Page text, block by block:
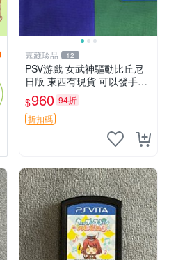
嘉藏珍品 12
PSV游戲 女武神驅動比丘尼
日版 東西有現貨 可以發手物
品 無質量問題售不退不換
$960 94折
折扣碼